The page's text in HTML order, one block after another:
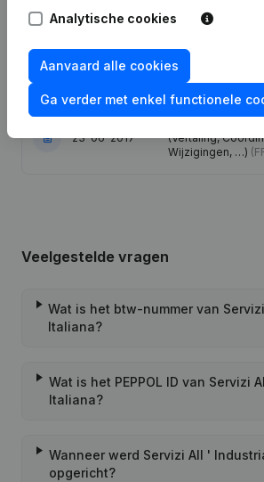
23-06-2017
(Vertaling,
Wijzigingen, …)
Veelgestelde vragen
Wat is het btw-nummer van
Italiana?
Wat is het PEPPOL ID van Servizi
Italiana?
Wanneer werd Servizi All '
opgericht?
Analytische cookies
Aanvaard alle cookies
Ga verder met enkel functionele